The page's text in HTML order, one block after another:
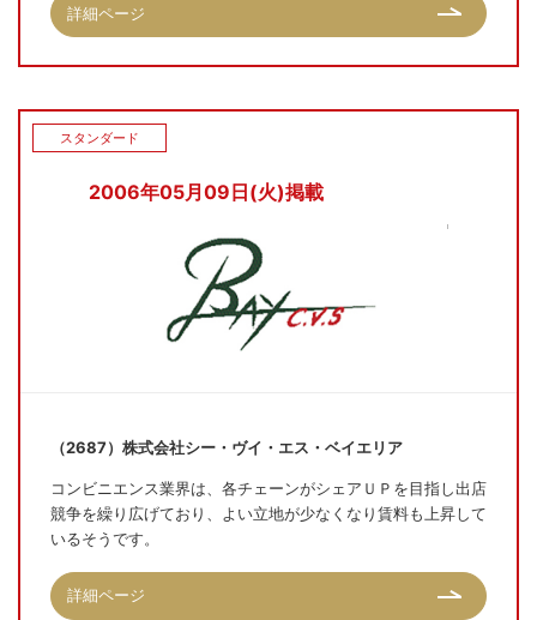
詳細ページ
2006年05月09日(火)掲載
スタンダード
（2687）株式会社シー・ヴイ・エス・ベイエリア
コンビニエンス業界は、各チェーンがシェアＵＰを目指し出店
競争を繰り広げており、よい立地が少なくなり賃料も上昇して
いるそうです。
詳細ページ